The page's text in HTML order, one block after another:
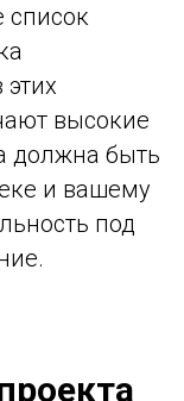
список
высокие
должна быть
и вашему
под